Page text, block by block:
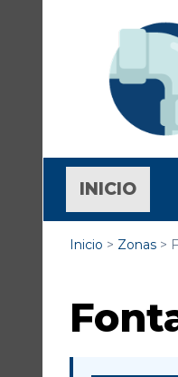
INICIO
Inicio > Zonas >